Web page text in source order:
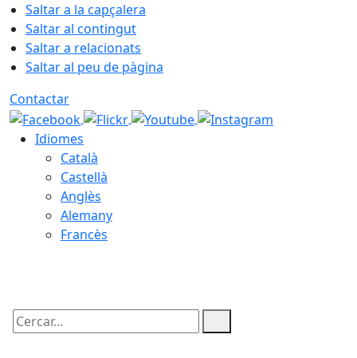
Saltar a la capçalera
Saltar al contingut
Saltar a relacionats
Saltar al peu de pàgina
Contactar
Idiomes
Català
Castellà
Anglès
Alemany
Francès
Cercar: